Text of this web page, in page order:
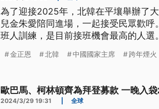
為了迎接2025年，北韓在平壤舉辦了
兒金朱愛陪同進場，一起接受民眾歡
班人訓練，是目前接班機會最高的人選。
金正恩 北韓 中國國家主席 跨年煙火
歐巴馬、柯林頓齊為拜登募款 一晚入
2024/3/29 19:31 全球